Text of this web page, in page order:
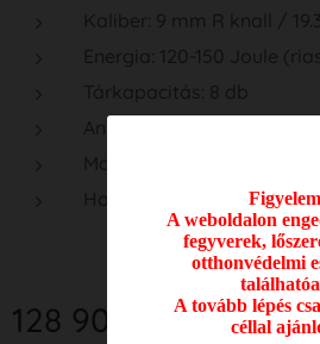
A weboldalon
fegyverek,
otthonvédelmi
A tovább lépés
céllal
Hossz: 410/685 mm
128 900